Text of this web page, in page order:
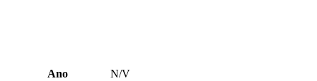
Ano N/V